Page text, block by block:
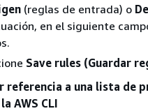
(reglas de entrada) o
en el siguiente
Save rules (Guardar
referencia a una lista de
AWS CLI